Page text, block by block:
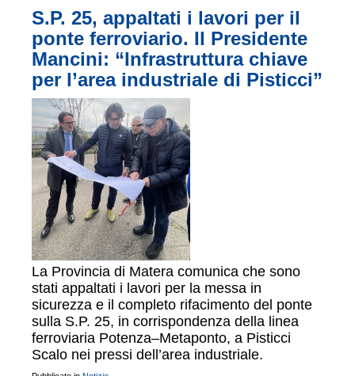
S.P. 25, appaltati i lavori per il
ponte ferroviario. Il Presidente
Mancini: “Infrastruttura chiave
per l’area industriale di Pisticci”
La Provincia di Matera comunica che sono
stati appaltati i lavori per la messa in
sicurezza e il completo rifacimento del ponte
sulla S.P. 25, in corrispondenza della linea
ferroviaria Potenza–Metaponto, a Pisticci
Scalo nei pressi dell’area industriale.